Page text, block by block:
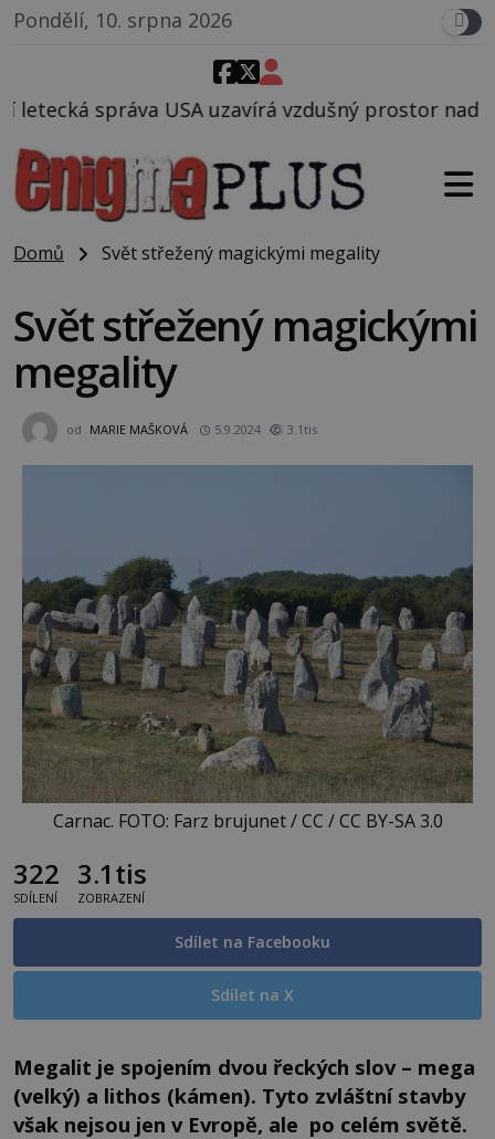
Pondělí, 10. srpna 2026
uzavírá vzdušný prostor nad Oblastí 51,
Domů Svět střežený magickými megality
Svět střežený magickými
megality
od MARIE MAŠKOVÁ 5.9.2024 3.1tis
Carnac. FOTO: Farz brujunet / CC / CC BY-SA 3.0
322
SDÍLENÍ
3.1tis
ZOBRAZENÍ
Sdílet na Facebooku
Sdílet na X
Megalit je spojením dvou řeckých slov – mega
(velký) a lithos (kámen). Tyto zvláštní stavby
však nejsou jen v Evropě, ale po celém světě.